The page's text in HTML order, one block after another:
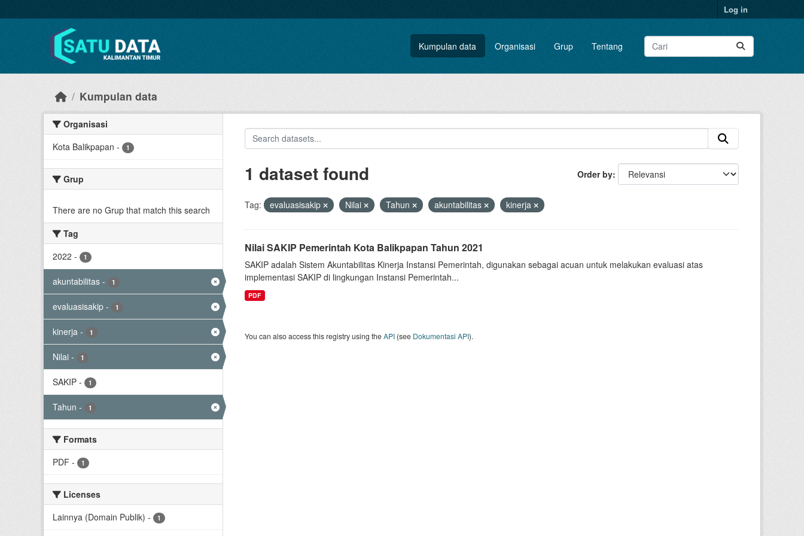
Log in
Kumpulan data Organisasi Grup Tentang
Kumpulan data
Organisasi
Kota Balikpapan - 1
Grup
There are no Grup that match this search
Tag
2022 - 1
akuntabilitas - 1
evaluasisakip - 1
kinerja - 1
Nilai - 1
SAKIP - 1
Tahun - 1
Formats
PDF - 1
Licenses
Lainnya (Domain Publik) - 1
Order by
1 dataset found
Tag: evaluasisakip Nilai Tahun akuntabilitas kinerja
Nilai SAKIP Pemerintah Kota Balikpapan Tahun 2021
SAKIP adalah Sistem Akuntabilitas Kinerja Instansi Pemerintah, digunakan sebagai acuan untuk melakukan evaluasi atas
implementasi SAKIP di lingkungan Instansi Pemerintah...
PDF
You can also access this registry using theAPI(see Dokumentasi API).